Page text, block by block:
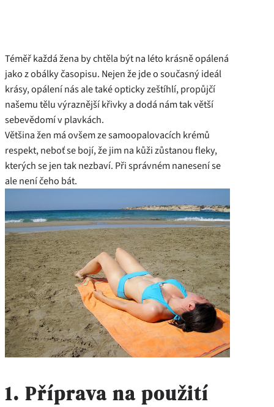
Téměř každá žena by chtěla být na léto krásně opálená
jako z obálky časopisu. Nejen že jde o současný ideál
krásy, opálení nás ale také opticky zeštíhlí, propůjčí
našemu tělu výraznější křivky a dodá nám tak větší
sebevědomí v plavkách.
Většina žen má ovšem ze samoopalovacích krémů
respekt, neboť se bojí, že jim na kůži zůstanou fleky,
kterých se jen tak nezbaví. Při správném nanesení se
ale není čeho bát.
1. Příprava na použití